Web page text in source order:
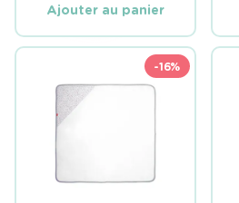
Ajouter au panier
-16%